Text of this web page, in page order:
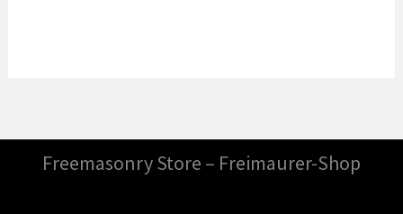
Freemasonry Store – Freimaurer-Shop